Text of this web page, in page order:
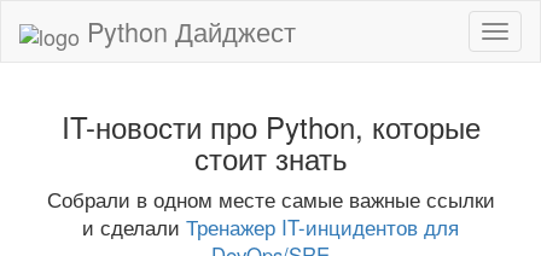
Python Дайджест
IT-новости про Python, которые
стоит знать
Собрали в одном месте самые важные ссылки
и сделали Тренажер IT-инцидентов для